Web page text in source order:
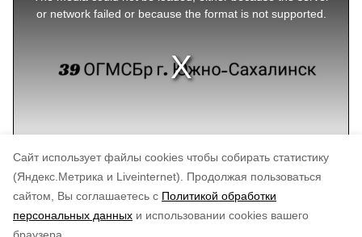
Cайт использует файлы cookies чтобы собирать статистику
(Яндекс.Метрика и Liveinternet).
Продолжая пользоваться
сайтом, Вы соглашаетесь с Политикой обработки
персональных данных и использовании cookies вашего
or network failed or because the format is not supported.
по оценке